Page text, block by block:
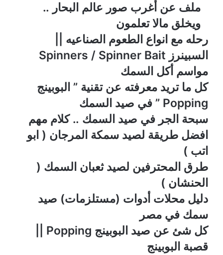
ملف عن أغرب صور عالم البحار ..
ويخلق مالا تعلمون
رحله مع انواع الطعوم الصناعيه ||
السبينرز Spinners / Spinner Bait
مواسم أكل السمك
كل ما تريد معرفته عن تقنية ” البوبينج
Popping ” في صيد السمك
سبحة الجر في صيد السمك .. كلام مهم
افضل طريقة لصيد سمكة المرجان ( ابو
اتب )
طرق المحترفين لصيد ثعبان السمك (
الحنشان )
دليل محلات أدوات (مستلزمات) صيد
سمك في مصر
قصبة البوبينج